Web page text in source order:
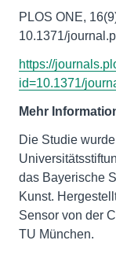
PLOS ONE,
10.1371/
https://
id=10.1371/
Mehr
Die Studie
das Bayerische
Kunst.
Sensor von der
TU München.